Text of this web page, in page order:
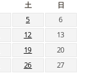
土
日
5
6
12
13
19
20
26
27